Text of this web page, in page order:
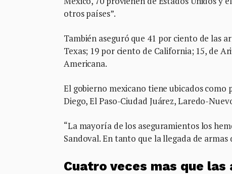
otros países”.
También aseguró que 41 por ciento de las
Texas; 19 por ciento de California; 15, de
Americana.
El gobierno mexicano tiene ubicados como
Diego, El Paso-Ciudad Juárez, Laredo-
“La mayoría de los aseguramientos los
Sandoval. En tanto que la llegada de
Cuatro veces mas que las